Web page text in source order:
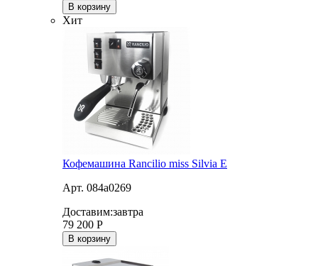
В корзину
Хит
Кофемашина Rancilio miss Silvia E
Арт. 084a0269
Доставим:завтра
79 200 Р
В корзину